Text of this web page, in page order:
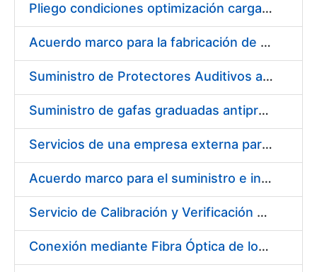
Show/Hide
Pliego condiciones optimización cargas compras firmado
Acuerdo marco para la fabricación de piezas
Suministro de Protectores Auditivos a medida para las personas trabajadoras de los Centros de Trabajo de Madrid y Burgos
Suministro de gafas graduadas antiproyecciones para los trabajadores de la FNMT-RCM en los centros de trabajo de Madrid y Burgos
Servicios de una empresa externa para el asesoramiento y resolución de los recursos de alzada que se presentan relacionados con procesos de selección para la FNMT-RCM
Acuerdo marco para el suministro e instalación de persianas, estores y otros complementos
Servicio de Calibración y Verificación Externa de los Equipos de Medición del Servicio de Prevención de la FNMT-RCM
Conexión mediante Fibra Óptica de los Centros de Proceso de Datos (CPDs) de las sedes de la FNMT-RCM de Burgos y Madrid